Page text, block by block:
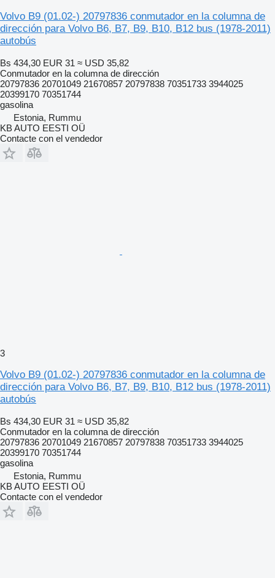
Volvo B9 (01.02-) 20797836 conmutador en la columna de
dirección para Volvo B6, B7, B9, B10, B12 bus (1978-2011)
autobús
Bs 434,30 EUR 31 ≈ USD 35,82
Conmutador en la columna de dirección
20797836 20701049 21670857 20797838 70351733 3944025
20399170 70351744
gasolina
Estonia, Rummu
KB AUTO EESTI OÜ
Contacte con el vendedor
3
Volvo B9 (01.02-) 20797836 conmutador en la columna de
dirección para Volvo B6, B7, B9, B10, B12 bus (1978-2011)
autobús
Bs 434,30 EUR 31 ≈ USD 35,82
Conmutador en la columna de dirección
20797836 20701049 21670857 20797838 70351733 3944025
20399170 70351744
gasolina
Estonia, Rummu
KB AUTO EESTI OÜ
Contacte con el vendedor